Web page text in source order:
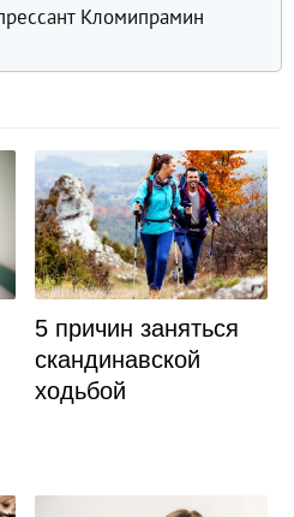
Кломипрамин
5 причин заняться
скандинавской
ходьбой